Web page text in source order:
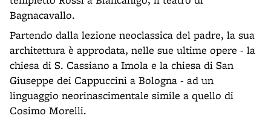
Bagnacavallo.
Partendo dalla lezione neoclassica del padre, la sua
architettura è approdata, nelle sue ultime opere - la
chiesa di S. Cassiano a Imola e la chiesa di San
Giuseppe dei Cappuccini a Bologna - ad un
linguaggio neorinascimentale simile a quello di
Cosimo Morelli.